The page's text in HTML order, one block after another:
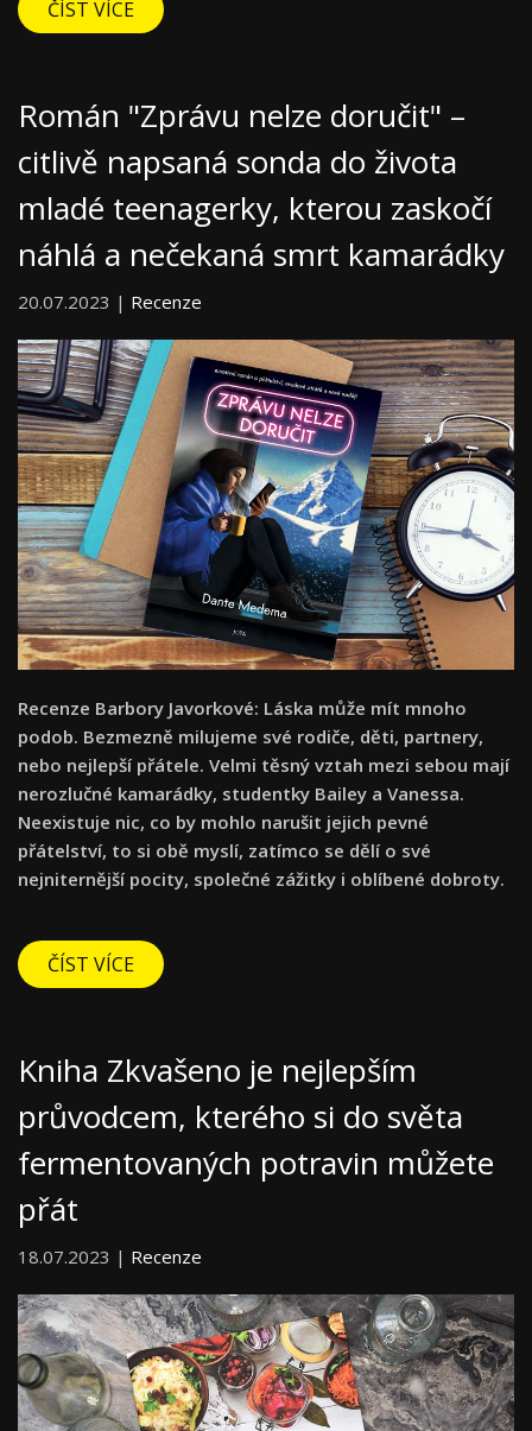
ČÍST VÍCE
Román "Zprávu nelze doručit" –
citlivě napsaná sonda do života
mladé teenagerky, kterou zaskočí
náhlá a nečekaná smrt kamarádky
20.07.2023 | Recenze
Recenze Barbory Javorkové: Láska může mít mnoho
podob. Bezmezně milujeme své rodiče, děti, partnery,
nebo nejlepší přátele. Velmi těsný vztah mezi sebou mají
nerozlučné kamarádky, studentky Bailey a Vanessa.
Neexistuje nic, co by mohlo narušit jejich pevné
přátelství, to si obě myslí, zatímco se dělí o své
nejniternější pocity, společné zážitky i oblíbené dobroty.
ČÍST VÍCE
Kniha Zkvašeno je nejlepším
průvodcem, kterého si do světa
fermentovaných potravin můžete
přát
18.07.2023 | Recenze